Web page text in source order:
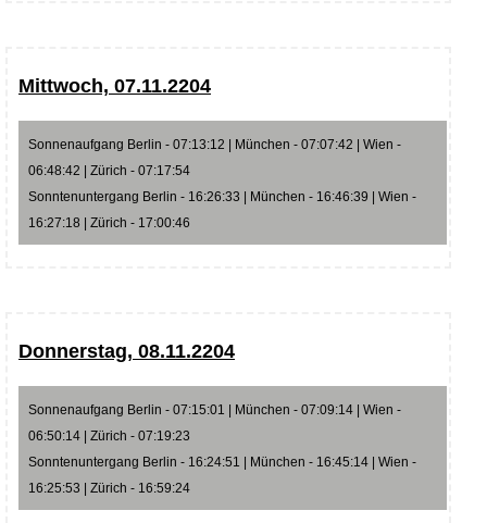
Mittwoch, 07.11.2204
Sonnenaufgang Berlin - 07:13:12 | München - 07:07:42 | Wien -
06:48:42 | Zürich - 07:17:54
Sonntenuntergang Berlin - 16:26:33 | München - 16:46:39 | Wien -
16:27:18 | Zürich - 17:00:46
Donnerstag, 08.11.2204
Sonnenaufgang Berlin - 07:15:01 | München - 07:09:14 | Wien -
06:50:14 | Zürich - 07:19:23
Sonntenuntergang Berlin - 16:24:51 | München - 16:45:14 | Wien -
16:25:53 | Zürich - 16:59:24